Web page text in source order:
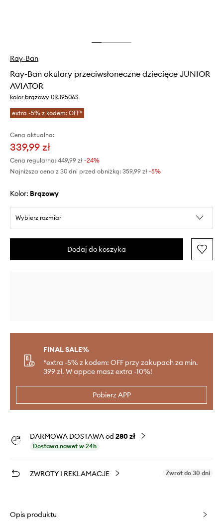
Ray-Ban
Ray-Ban okulary przeciwsłoneczne dziecięce JUNIOR
AVIATOR
kolor brązowy 0RJ9506S
extra -5% z kodem: OFF*
Cena aktualna:
339,99 zł
Cena regularna: 449,99 zł -24%
Najniższa cena z 30 dni przed obniżką: 359,99 zł -5%
Kolor: brązowy
Wybierz rozmiar
Dodaj do koszyka
FINAL SALE%
*extra -5% z kodem: OFF przy zakupach za min.
399 zł. W appce masz extra -10%!
Pobierz APP
DARMOWA DOSTAWA od 280 zł
Dostawa nawet w 24h
ZWROTY I REKLAMACJE Zwrot do 30 dni
Opis produktu